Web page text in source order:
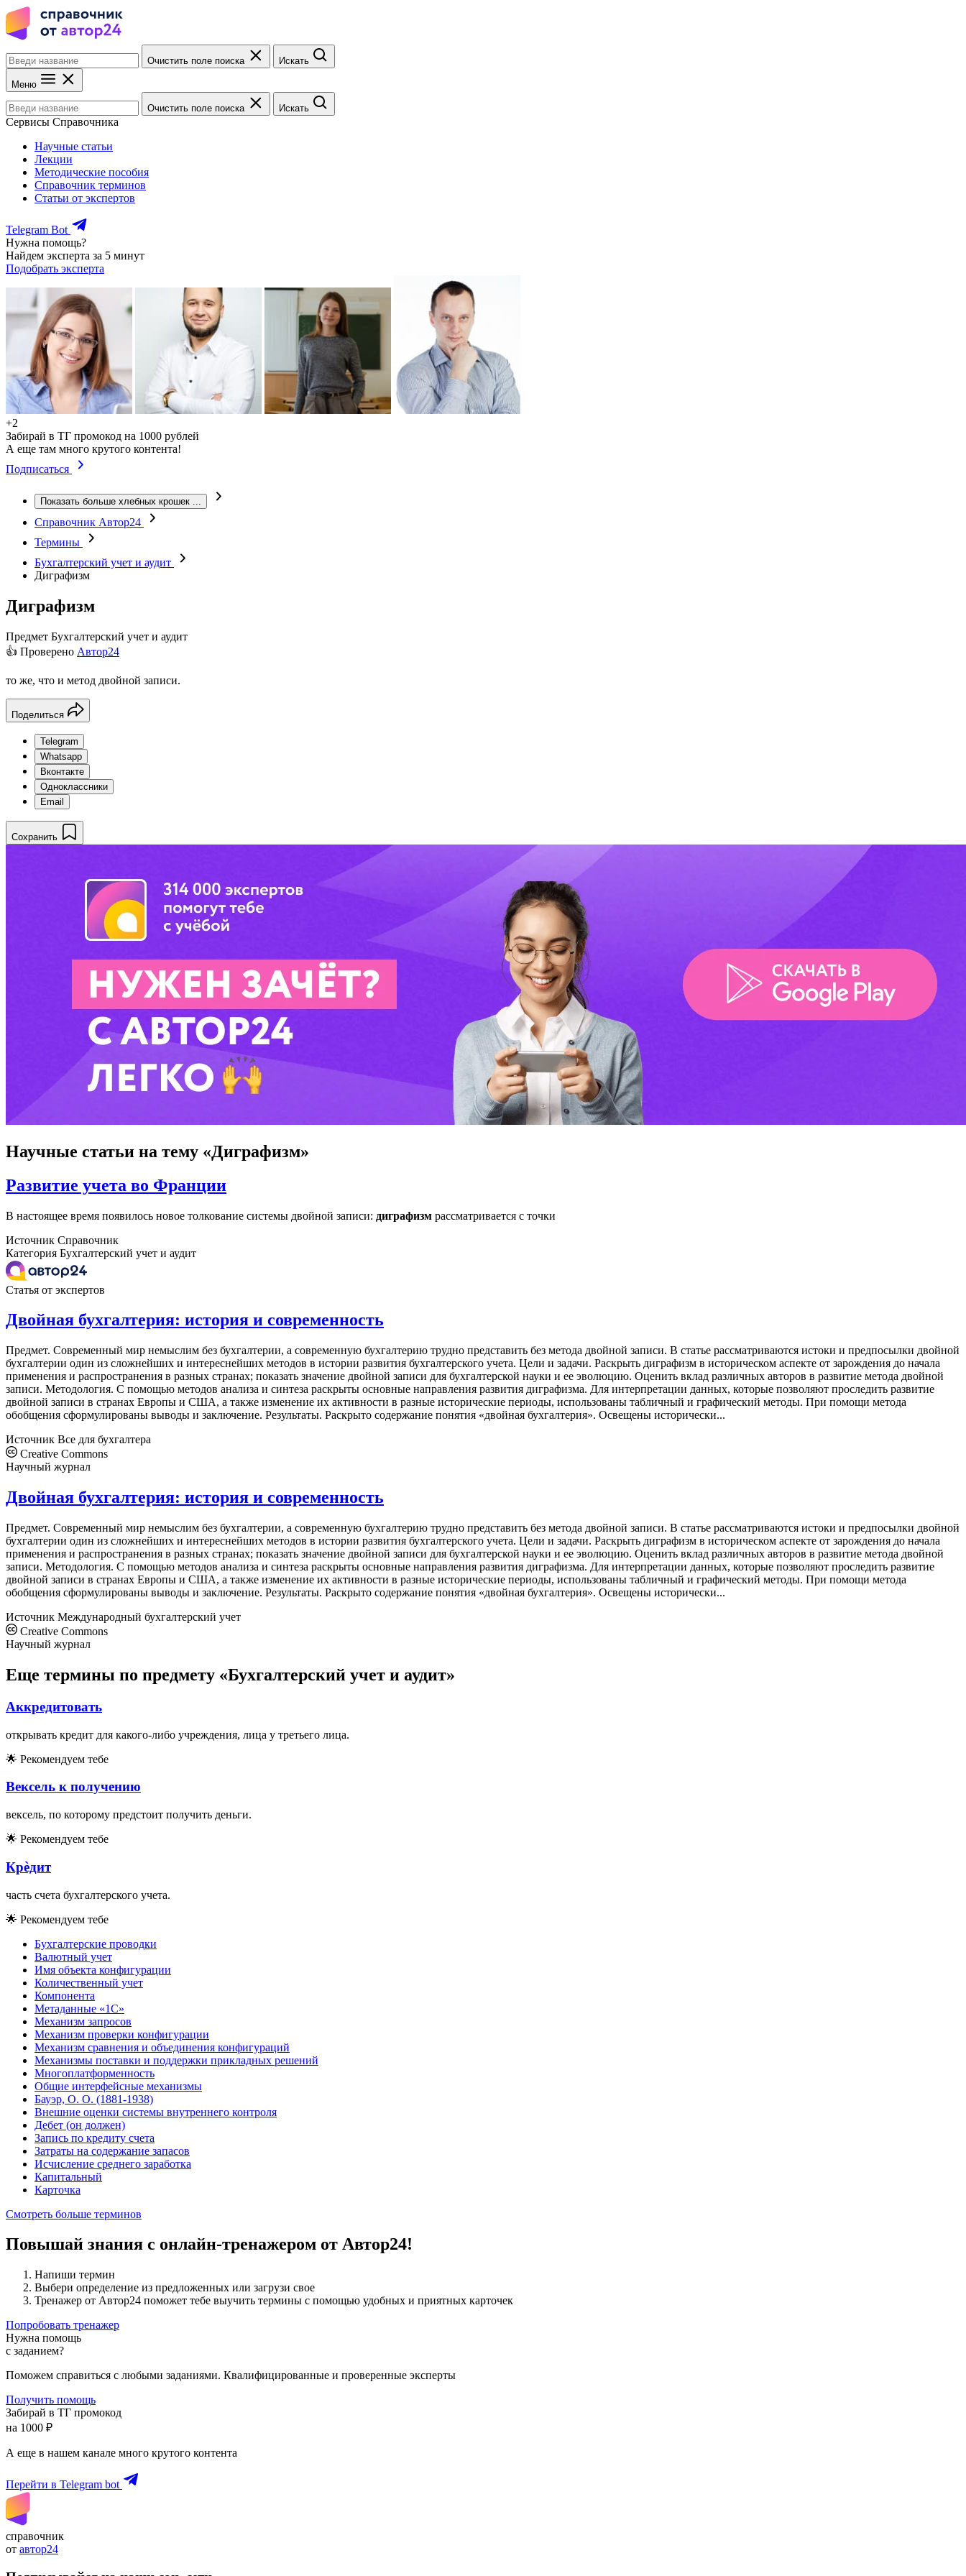
Очистить поле поиска Искать
Меню
Очистить поле поиска Искать
Сервисы Справочника
Научные статьи
Лекции
Методические пособия
Справочник терминов
Статьи от экспертов
Telegram Bot
Нужна помощь?
Найдем эксперта за 5 минут
Подобрать эксперта
+2
Забирай в ТГ промокод на 1000 рублей
А еще там много крутого контента!
Подписаться
Показать больше хлебных крошек ...
Справочник Автор24
Термины
Бухгалтерский учет и аудит
Диграфизм
Диграфизм
Предмет Бухгалтерский учет и аудит
👍 Проверено Автор24
то же, что и метод двойной записи.
Поделиться
Telegram
Whatsapp
Вконтакте
Одноклассники
Email
Сохранить
Научные статьи на тему «Диграфизм»
Развитие учета во Франции
В настоящее время появилось новое толкование системы двойной записи: диграфизм рассматривается с точки
Источник Справочник
Категория Бухгалтерский учет и аудит
Статья от экспертов
Двойная бухгалтерия: история и современность
Предмет. Современный мир немыслим без бухгалтерии, а современную бухгалтерию трудно представить без метода двойной записи. В статье рассматриваются истоки и предпосылки двойной
бухгалтерии один из сложнейших и интереснейших методов в истории развития бухгалтерского учета. Цели и задачи. Раскрыть диграфизм в историческом аспекте от зарождения до начала
применения и распространения в разных странах; показать значение двойной записи для бухгалтерской науки и ее эволюцию. Оценить вклад различных авторов в развитие метода двойной
записи. Методология. С помощью методов анализа и синтеза раскрыты основные направления развития диграфизма. Для интерпретации данных, которые позволяют проследить развитие
двойной записи в странах Европы и США, а также изменение их активности в разные исторические периоды, использованы табличный и графический методы. При помощи метода
обобщения сформулированы выводы и заключение. Результаты. Раскрыто содержание понятия «двойная бухгалтерия». Освещены исторически...
Источник Все для бухгалтера
Creative Commons
Научный журнал
Двойная бухгалтерия: история и современность
Предмет. Современный мир немыслим без бухгалтерии, а современную бухгалтерию трудно представить без метода двойной записи. В статье рассматриваются истоки и предпосылки двойной
бухгалтерии один из сложнейших и интереснейших методов в истории развития бухгалтерского учета. Цели и задачи. Раскрыть диграфизм в историческом аспекте от зарождения до начала
применения и распространения в разных странах; показать значение двойной записи для бухгалтерской науки и ее эволюцию. Оценить вклад различных авторов в развитие метода двойной
записи. Методология. С помощью методов анализа и синтеза раскрыты основные направления развития диграфизма. Для интерпретации данных, которые позволяют проследить развитие
двойной записи в странах Европы и США, а также изменение их активности в разные исторические периоды, использованы табличный и графический методы. При помощи метода
обобщения сформулированы выводы и заключение. Результаты. Раскрыто содержание понятия «двойная бухгалтерия». Освещены исторически...
Источник Международный бухгалтерский учет
Creative Commons
Научный журнал
Еще термины по предмету «Бухгалтерский учет и аудит»
Аккредитовать
открывать кредит для какого-либо учреждения, лица у третьего лица.
🌟 Рекомендуем тебе
Вексель к получению
вексель, по которому предстоит получить деньги.
🌟 Рекомендуем тебе
Крѐдит
часть счета бухгалтерского учета.
🌟 Рекомендуем тебе
Бухгалтерские проводки
Валютный учет
Имя объекта конфигурации
Количественный учет
Компонента
Метаданные «1С»
Механизм запросов
Механизм проверки конфигурации
Механизм сравнения и объединения конфигураций
Механизмы поставки и поддержки прикладных решений
Многоплатформенность
Общие интерфейсные механизмы
Бауэр, О. О. (1881-1938)
Внешние оценки системы внутреннего контроля
Дебет (он должен)
Запись по кредиту счета
Затраты на содержание запасов
Исчисление среднего заработка
Капитальный
Карточка
Смотреть больше терминов
Повышай знания с онлайн-тренажером от Автор24!
Напиши термин
Выбери определение из предложенных или загрузи свое
Тренажер от Автор24 поможет тебе выучить термины с помощью удобных и приятных карточек
Попробовать тренажер
Нужна помощь
с заданием?
Поможем справиться с любыми заданиями. Квалифицированные и проверенные эксперты
Получить помощь
Забирай в ТГ промокод
на 1000 ₽
А еще в нашем канале много крутого контента
Перейти в Telegram bot
справочник
от автор24